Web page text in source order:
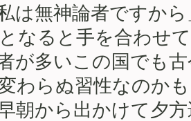
は無神論者ですか
なると手を合わせ
が多いこの国でも
わらぬ習性なのか
朝から出かけて夕